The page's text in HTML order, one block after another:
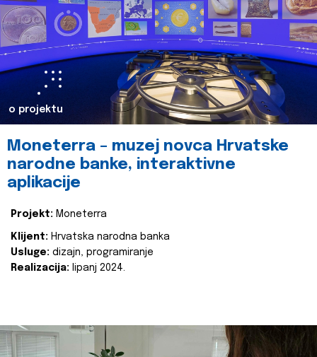
o projektu
Moneterra – muzej novca Hrvatske
narodne banke, interaktivne
aplikacije
Projekt: Moneterra
Klijent: Hrvatska narodna banka
Usluge: dizajn, programiranje
Realizacija: lipanj 2024.